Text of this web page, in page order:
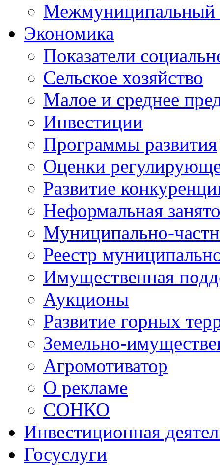
Межмуниципальный
Экономика
Показатели
Сельское хозяйство
Малое и среднее
Инвестиции
Программы развития
Оценки
Развитие
Неформальная
Муниципально-
Реестр
Имущественная
Аукционы
Развитие горных
Земельно-
Агромотиватор
О рекламе
СОНКО
Инвестиционная
Госуслуги